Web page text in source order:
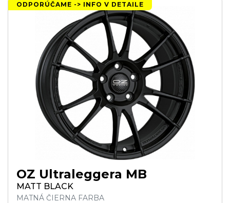
ODPORÚČAME -> INFO V DETAILE
OZ Ultraleggera MB
MATT BLACK
MATNÁ ČIERNA FARBA